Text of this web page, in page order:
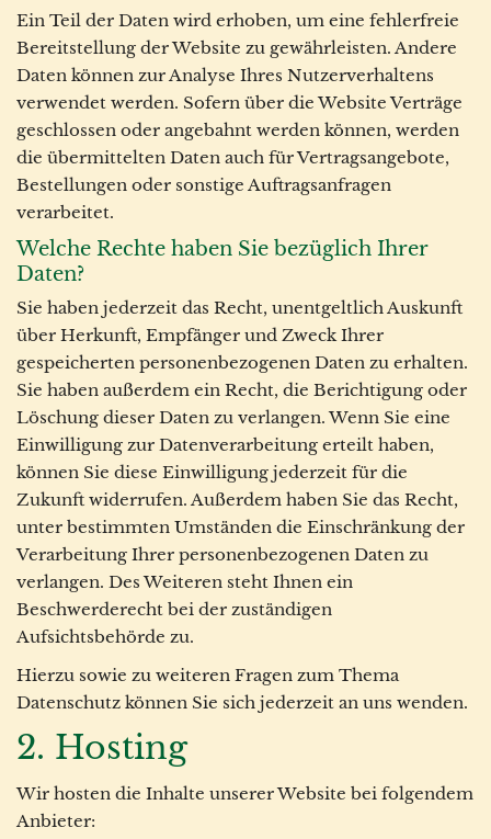
Ein Teil der Daten wird erhoben, um eine fehlerfreie
Bereitstellung der Website zu gewährleisten. Andere
Daten können zur Analyse Ihres Nutzerverhaltens
verwendet werden. Sofern über die Website Verträge
geschlossen oder angebahnt werden können, werden
die übermittelten Daten auch für Vertragsangebote,
Bestellungen oder sonstige Auftragsanfragen
verarbeitet.
Welche Rechte haben Sie bezüglich Ihrer
Daten?
Sie haben jederzeit das Recht, unentgeltlich Auskunft
über Herkunft, Empfänger und Zweck Ihrer
gespeicherten personenbezogenen Daten zu erhalten.
Sie haben außerdem ein Recht, die Berichtigung oder
Löschung dieser Daten zu verlangen. Wenn Sie eine
Einwilligung zur Datenverarbeitung erteilt haben,
können Sie diese Einwilligung jederzeit für die
Zukunft widerrufen. Außerdem haben Sie das Recht,
unter bestimmten Umständen die Einschränkung der
Verarbeitung Ihrer personenbezogenen Daten zu
verlangen. Des Weiteren steht Ihnen ein
Beschwerderecht bei der zuständigen
Aufsichtsbehörde zu.
Hierzu sowie zu weiteren Fragen zum Thema
Datenschutz können Sie sich jederzeit an uns wenden.
2. Hosting
Wir hosten die Inhalte unserer Website bei folgendem
Anbieter: